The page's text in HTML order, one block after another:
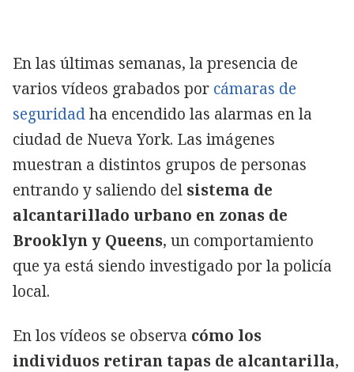
En las últimas semanas, la presencia de
varios vídeos grabados por cámaras de
seguridadha encendido las alarmas en la
ciudad de Nueva York. Las imágenes
muestran a distintos grupos de personas
entrando y saliendo del sistema de
alcantarillado urbano en zonas de
Brooklyn y Queens, un comportamiento
que ya está siendo investigado por la policía
local.
En los vídeos se observa cómo los
individuos retiran tapas de alcantarilla,